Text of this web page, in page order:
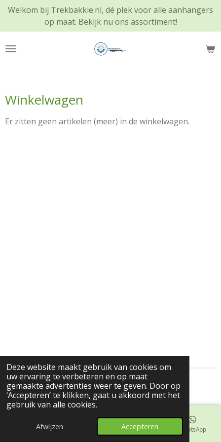
Deze website maakt gebruik van cookies om
uw ervaring te verbeteren en op maat
gemaakte advertenties weer te geven. Door op
‘Accepteren’ te klikken, gaat u akkoord met het
gebruik van alle cookies.
Afwijzen Accepteren
Ga
naar
de
Welkom bij Trekbakkie.nl, dé plek voor alle aanhangers
op maat. Bekijk nu ons assortiment!
Winkelwagen
Er zitten geen artikelen (meer) in de winkelwagen.
© 2024-2025 Trekbakkie.nl
E-mailadres Kaart WhatsApp